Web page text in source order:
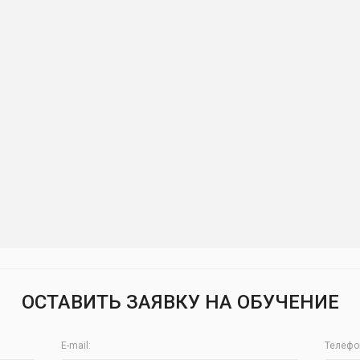
ОСТАВИТЬ ЗАЯВКУ НА ОБУЧЕНИЕ
E-mail: